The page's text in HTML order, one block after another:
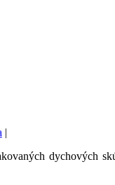
|
dychových